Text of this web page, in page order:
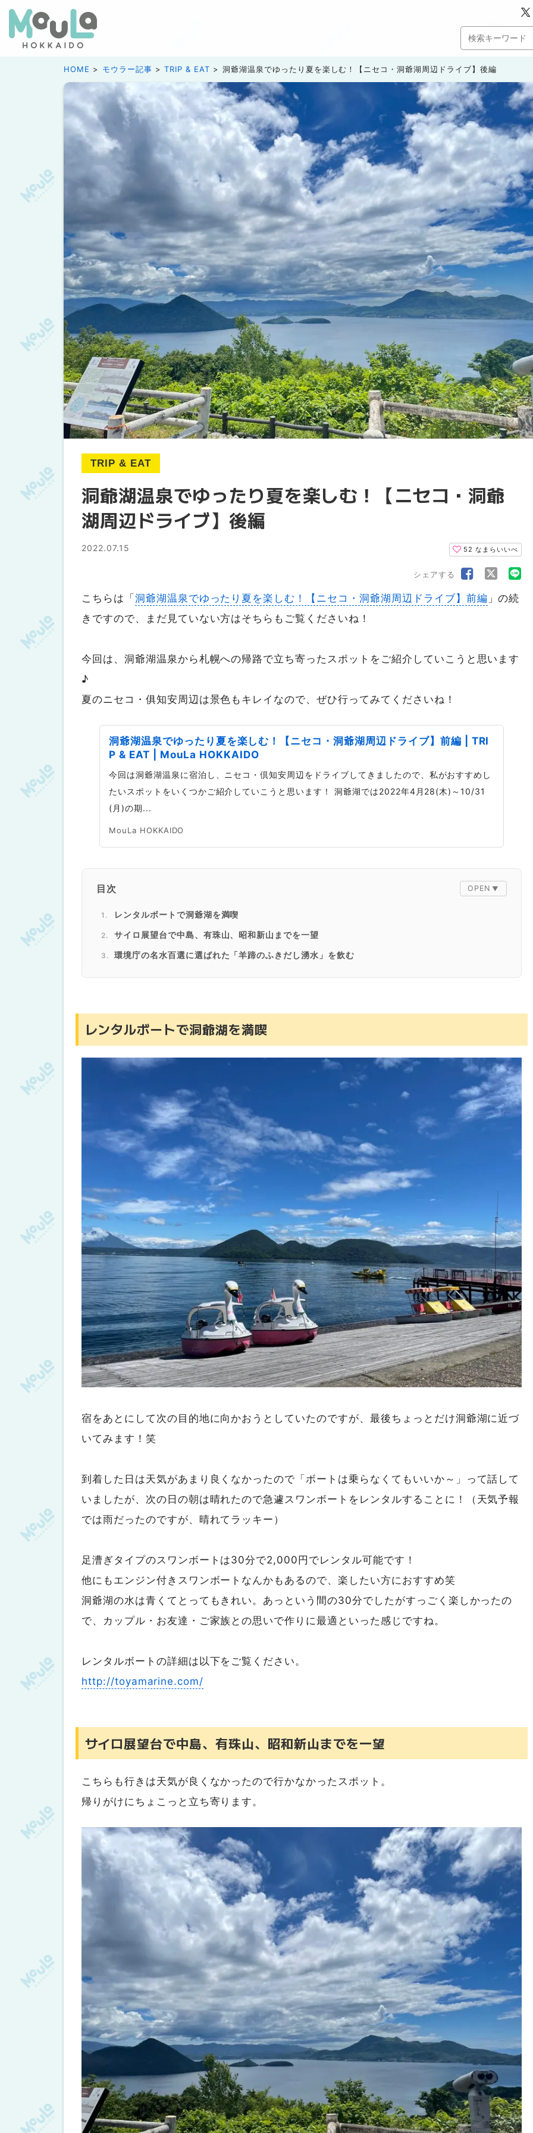
HOME モウラー記事 TRIP & EAT 洞爺湖温泉でゆったり夏を楽しむ！【ニセコ・洞爺湖周辺ドライブ】後編
TRIP & EAT
洞爺湖温泉でゆったり夏を楽しむ！【ニセコ・洞爺
湖周辺ドライブ】後編
2022.07.15 52 なまらいいべ
シェアする
こちらは「 洞爺湖温泉でゆったり夏を楽しむ！【ニセコ・洞爺湖周辺ドライブ】前編 」の続
きですので、まだ見ていない方はそちらもご覧くださいね！
今回は、洞爺湖温泉から札幌への帰路で立ち寄ったスポットをご紹介していこうと思います
♪
夏のニセコ・俱知安周辺は景色もキレイなので、ぜひ行ってみてくださいね！
洞爺湖温泉でゆったり夏を楽しむ！【ニセコ・洞爺湖周辺ドライブ】前編 | TRI
P & EAT | MouLa HOKKAIDO
今回は洞爺湖温泉に宿泊し、ニセコ・倶知安周辺をドライブしてきましたので、私がおすすめし
たいスポットをいくつかご紹介していこうと思います！ 洞爺湖では2022年4月28(木)～10/31
(月)の期...
MouLa HOKKAIDO
目次
レンタルボートで洞爺湖を満喫
サイロ展望台で中島、有珠山、昭和新山までを一望
環境庁の名水百選に選ばれた「羊蹄のふきだし湧水」を飲む
レンタルボートで洞爺湖を満喫
宿をあとにして次の目的地に向かおうとしていたのですが、最後ちょっとだけ洞爺湖に近づ
いてみます！笑
到着した日は天気があまり良くなかったので「ボートは乗らなくてもいいか～」って話して
いましたが、次の日の朝は晴れたので急遽スワンボートをレンタルすることに！（天気予報
では雨だったのですが、晴れてラッキー）
足漕ぎタイプのスワンボートは30分で2,000円でレンタル可能です！
他にもエンジン付きスワンボートなんかもあるので、楽したい方におすすめ笑
洞爺湖の水は青くてとってもきれい。あっという間の30分でしたがすっごく楽しかったの
で、カップル・お友達・ご家族との思いで作りに最適といった感じですね。
レンタルボートの詳細は以下をご覧ください。
http://toyamarine.com/
サイロ展望台で中島、有珠山、昭和新山までを一望
こちらも行きは天気が良くなかったので行かなかったスポット。
帰りがけにちょこっと立ち寄ります。